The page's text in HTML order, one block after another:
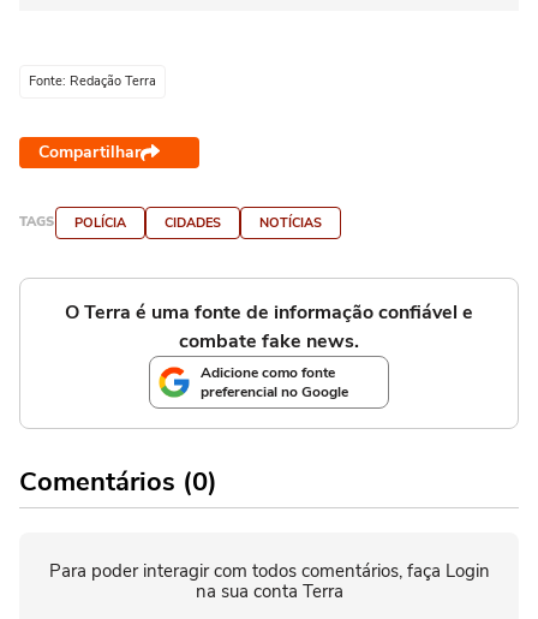
Fonte: Redação Terra
Compartilhar
TAGS POLÍCIA CIDADES NOTÍCIAS
O Terra é uma fonte de informação confiável e
combate fake news.
Adicione como fonte
preferencial no Google
Comentários (0)
Para poder interagir com todos comentários, faça Login
na sua conta Terra